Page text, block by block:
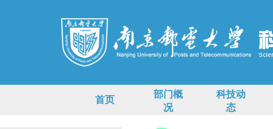
首页
部门概
况
科技动
态